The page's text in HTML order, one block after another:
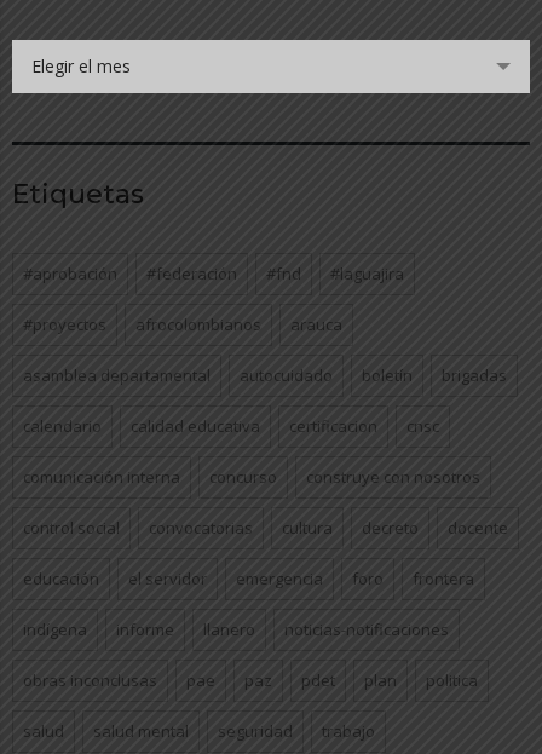
Elegir el mes
Etiquetas
#aprobación #federación #fnd #laguajira
#proyectos afrocolombianos arauca
asamblea departamental autocuidado boletín brigadas
calendario calidad educativa certificacion cnsc
comunicación interna concurso construye con nosotros
control social convocatorias cultura decreto docente
educación el servidor emergencia foro frontera
indígena informe llanero noticias-notificaciones
obras inconclusas pae paz pdet plan politica
salud salud mental seguridad trabajo